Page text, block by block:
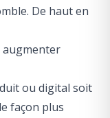
De haut en
augmenter
ou digital soit
façon plus